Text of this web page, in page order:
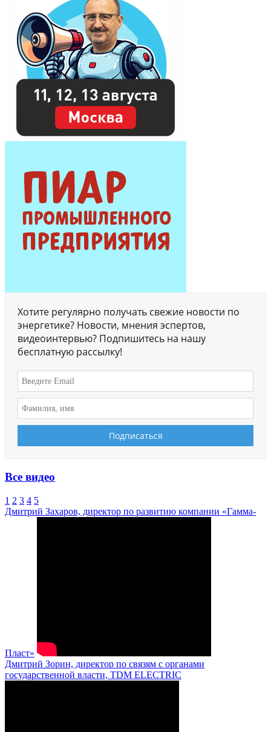
Хотите регулярно получать свежие новости по
энергетике? Новости, мнения эспертов,
видеоинтервью? Подпишитесь на нашу
бесплатную рассылку!
Все видео
1 2 3 4 5
Дмитрий Захаров, директор по развитию компании «Гамма-
Пласт»
Дмитрий Зорин, директор по связям с органами
государственной власти, TDM ELECTRIC